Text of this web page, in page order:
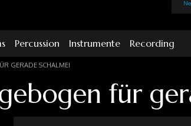
Percussion Instrumente Recording
GERADE SCHALMEI
für